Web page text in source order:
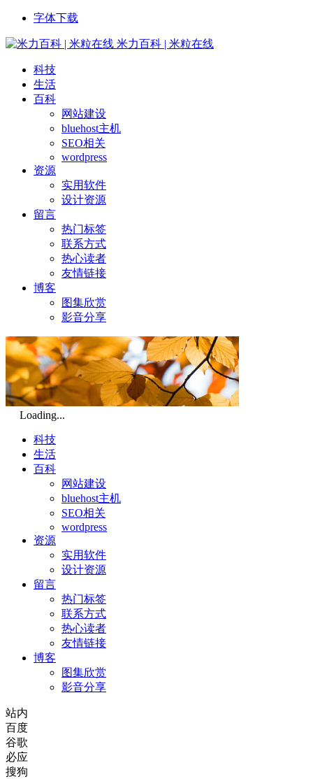
字体下载
米力百科 | 米粒在线
科技
生活
百科
网站建设
bluehost主机
SEO相关
wordpress
资源
实用软件
设计资源
留言
热门标签
联系方式
热心读者
友情链接
博客
图集欣赏
影音分享
Loading...
科技
生活
百科
网站建设
bluehost主机
SEO相关
wordpress
资源
实用软件
设计资源
留言
热门标签
联系方式
热心读者
友情链接
博客
图集欣赏
影音分享
站内
百度
谷歌
必应
搜狗